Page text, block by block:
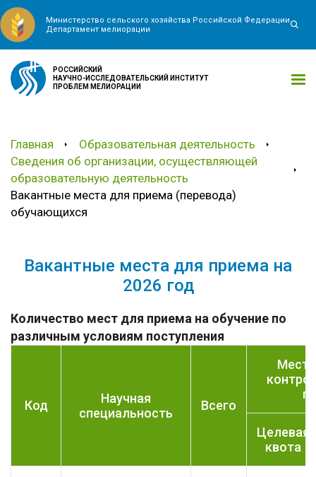
Министерство сельского хозяйства Российской Федерации
Департамент мелиорации
РОССИЙСКИЙ
НАУЧНО-ИССЛЕДОВАТЕЛЬСКИЙ ИНСТИТУТ
ПРОБЛЕМ МЕЛИОРАЦИИ
Главная
Образовательная деятельность
Сведения об организации, осуществляющей
образовательную деятельность
Вакантные места для приема (перевода)
обучающихся
Вакантные места для приема на
2026 год
Количество мест для приема на обучение по
различным условиям поступления
Код
Научная
специальность
Всего
Целевая
квота